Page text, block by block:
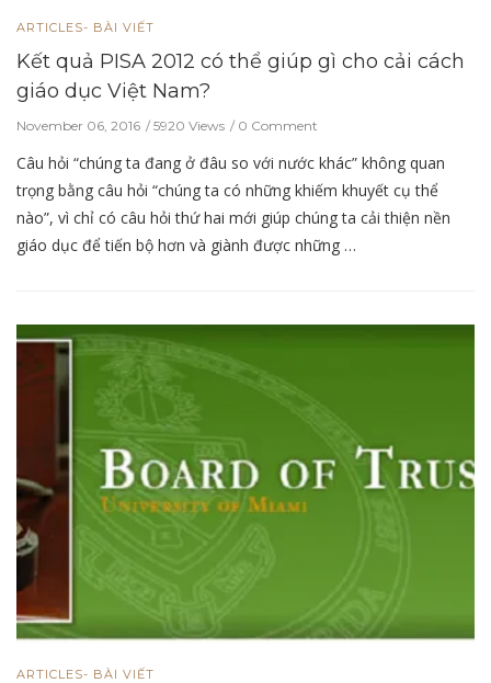
ARTICLES- BÀI VIẾT
Kết quả PISA 2012 có thể giúp gì cho cải cách
giáo dục Việt Nam?
November 06, 2016 5920 Views 0 Comment
Câu hỏi “chúng ta đang ở đâu so với nước khác” không quan
trọng bằng câu hỏi “chúng ta có những khiếm khuyết cụ thể
nào”, vì chỉ có câu hỏi thứ hai mới giúp chúng ta cải thiện nền
giáo dục để tiến bộ hơn và giành được những …
ARTICLES- BÀI VIẾT